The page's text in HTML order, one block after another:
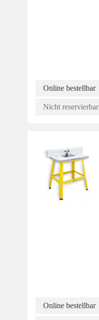
Online bestellbar
Nicht reservierbar
Online bestellbar